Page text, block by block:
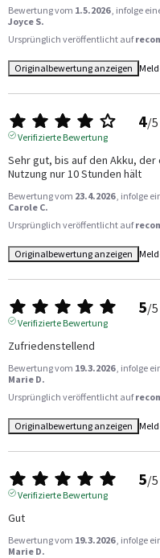
Bewertung vom 1.5.2026 , infolge
Joyce S.
Ursprünglich veröffentlicht auf
Originalbewertung anzeigen
4/5
Verifizierte Bewertung
Sehr gut, bis auf den Akku,
Nutzung nur 10 Stunden hält
Bewertung vom 23.4.2026 , infolge
Carole C.
Ursprünglich veröffentlicht auf
Originalbewertung anzeigen
5/5
Verifizierte Bewertung
Zufriedenstellend
Bewertung vom 19.3.2026 , infolge
Marie D.
Ursprünglich veröffentlicht auf
Originalbewertung anzeigen
5/5
Verifizierte Bewertung
Gut
Bewertung vom 19.3.2026 , infolge
Marie D.